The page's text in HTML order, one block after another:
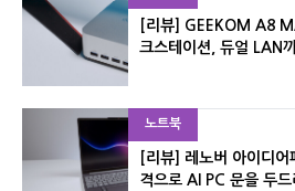
[리뷰] GEEKOM A8
크스테이션, 듀얼 LAN
노트북
[리뷰] 레노버 아이디
격으로 AI PC 문을 두드